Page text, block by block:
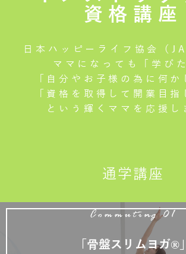
資格講座
日本ハッピーライフ協会（
ママになっても「学び
「自分やお子様の為に何か
「資格を取得して開業目指
という輝くママを応援し
通学講座
Commuting 01
「骨盤スリムヨガ®」